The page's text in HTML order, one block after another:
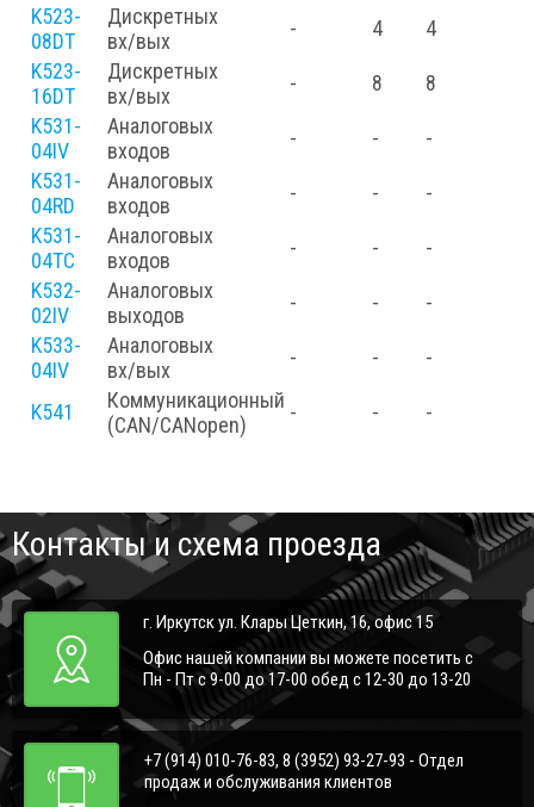
K523-
08DT
Дискретных
вх/вых
- 4
4
K523-
16DT
Дискретных
вх/вых
- 8
8
K531-
04IV
Аналоговых
входов
- -
-
K531-
04RD
Аналоговых
входов
- -
-
K531-
04TC
Аналоговых
входов
- -
-
K532-
02IV
Аналоговых
выходов
- -
-
K533-
04IV
Аналоговых
вх/вых
- - -
K541
Коммуникационный
(CAN/CANopen)
- - -
Контакты и схема проезда
г. Иркутск ул. Клары Цеткин, 16, офис 15
Офис нашей компании вы можете посетить с
Пн - Пт с 9-00 до 17-00 обед с 12-30 до 13-20
+7 (914) 010-76-83, 8 (3952) 93-27-93 - Отдел
продаж и обслуживания клиентов